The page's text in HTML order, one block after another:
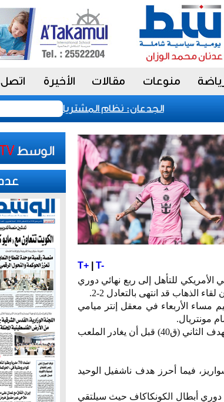
منوعات مقالات الأخيرة اتصل
الجدعان: نظام المشتريات يمنح الحكومة
T+| T-
الأمريكي للتأهل إلى ربع نهائي دوري
مساء الأربعاء في معقل إنتر ميامي
مونتريال.
افتتح سواريز التسجيل لإنتر ميامي (ق8) بعد تمريرة من ميسي الذي أحرز الهدف الثاني (ق40) قبل أن يغادر الملعب
تايلور (ق63) بعد تمريرة من سواريز، فيما أحرز هدف ناشفيل الوحيد
، تأهل إنتر ميامي لربع نهائي دوري أبطال الكونكاكاف حيث سيلتقي